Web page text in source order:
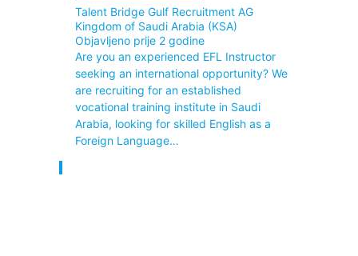
Talent Bridge Gulf Recruitment AG
Kingdom of Saudi Arabia (KSA)
Objavljeno prije 2 godine
Are you an experienced EFL Instructor
seeking an international opportunity? We
are recruiting for an established
vocational training institute in Saudi
Arabia, looking for skilled English as a
Foreign Language…